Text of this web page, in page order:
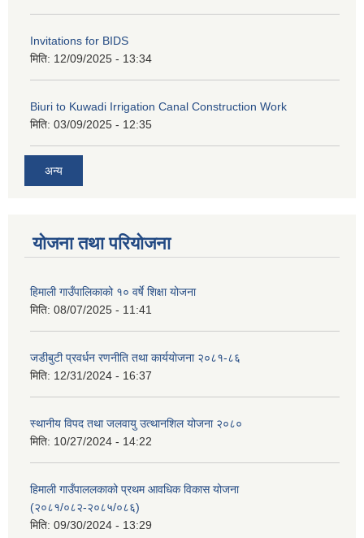
Invitations for BIDS
मिति: 12/09/2025 - 13:34
Biuri to Kuwadi Irrigation Canal Construction Work
मिति: 03/09/2025 - 12:35
अन्य
योजना तथा परियोजना
हिमाली गाउँपालिकाको १० वर्षे शिक्षा योजना
मिति: 08/07/2025 - 11:41
जडीबुटी प्रवर्धन रणनीति तथा कार्ययाेजना २०८१-८६
मिति: 12/31/2024 - 16:37
स्थानीय विपद तथा जलवायु उत्थानशिल योजना २०८०
मिति: 10/27/2024 - 14:22
हिमाली गाउँपाललकाको प्रथम आवधिक विकास योजना
(२०८१/०८२-२०८५/०८६)
मिति: 09/30/2024 - 13:29